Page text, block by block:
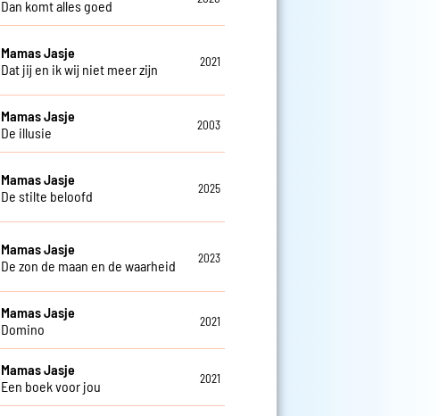
Dan komt alles goed
Mamas Jasje
Dat jij en ik wij niet meer zijn
2021
Mamas Jasje
De illusie
2003
Mamas Jasje
De stilte beloofd
2025
Mamas Jasje
De zon de maan en de waarheid
2023
Mamas Jasje
Domino
2021
Mamas Jasje
Een boek voor jou
2021